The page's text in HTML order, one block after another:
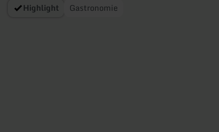
Highlight Gastronomie